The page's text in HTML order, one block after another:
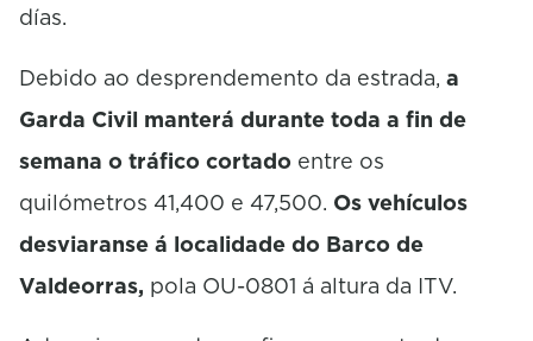
días.
Debido ao desprendemento da estrada, a
Garda Civil manterá durante toda a fin de
semana o tráfico cortado entre os
quilómetros 41,400 e 47,500. Os vehículos
desviaranse á localidade do Barco de
Valdeorras, pola OU-0801 á altura da ITV.